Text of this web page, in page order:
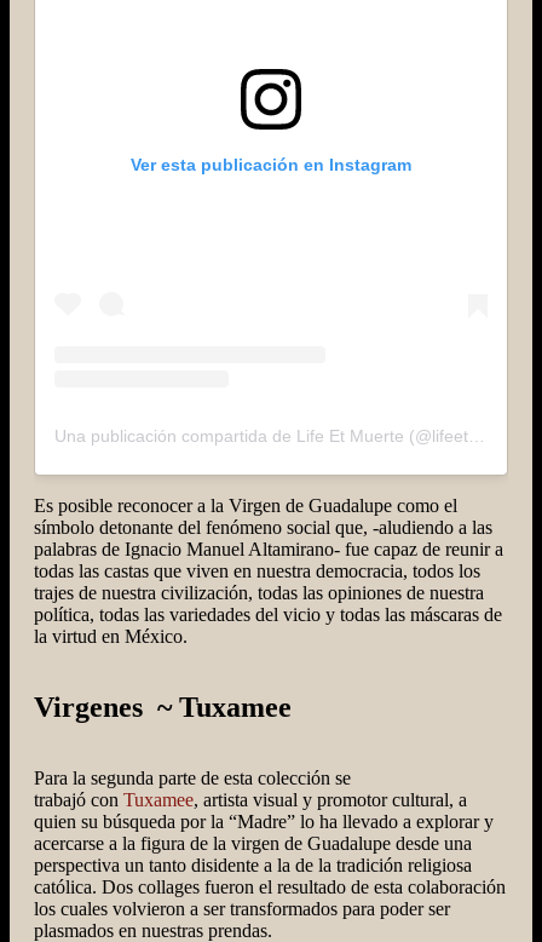
Ver esta publicación en Instagram
Es posible reconocer a la Virgen de Guadalupe como el
símbolo detonante del fenómeno social que, -aludiendo a las
palabras de Ignacio Manuel Altamirano- fue capaz de reunir a
todas las castas que viven en nuestra democracia, todos los
trajes de nuestra civilización, todas las opiniones de nuestra
política, todas las variedades del vicio y todas las máscaras de
la virtud en México.
Virgenes ~ Tuxamee
Para la segunda parte de esta colección se
trabajó con Tuxamee, artista visual y promotor cultural, a
quien su búsqueda por la “Madre” lo ha llevado a explorar y
acercarse a la figura de la virgen de Guadalupe desde una
perspectiva un tanto disidente a la de la tradición religiosa
católica. Dos collages fueron el resultado de esta colaboración
los cuales volvieron a ser transformados para poder ser
plasmados en nuestras prendas.